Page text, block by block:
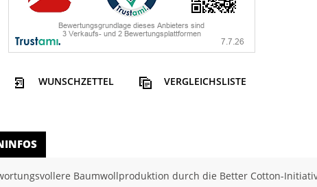
WUNSCHZETTEL VERGLEICHSLISTE
Baumwollproduktion durch die Better Cotton-